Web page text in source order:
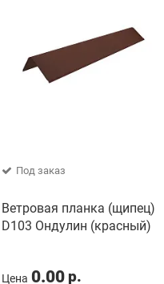
Под заказ
Ветровая планка (щипец)
D103 Ондулин (красный)
Цена 0.00 р.